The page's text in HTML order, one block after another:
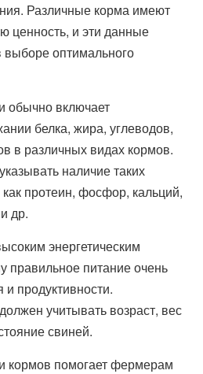
Различные корма имеют
ценность, и эти данные
оптимального
обычно включает
белка, жира, углеводов,
в различных видах кормов.
наличие таких
протеин, фосфор, кальций,
др.
энергетическим
правильное питание очень
продуктивности.
учитывать возраст, вес
свиней.
кормов помогает фермерам